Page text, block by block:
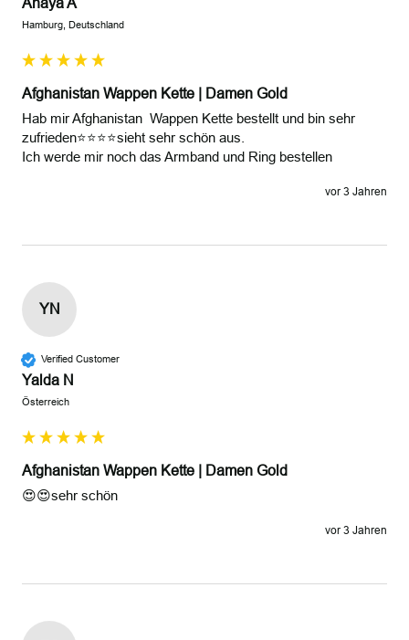
Hamburg, Deutschland
Afghanistan Wappen Kette | Damen Gold
Hab mir Afghanistan  Wappen Kette bestellt und bin sehr
zufrieden⭐️⭐️⭐️⭐️sieht sehr schön aus.
vor 3 Jahren
YN
Verified Customer
Yalda N
Österreich
Afghanistan Wappen Kette | Damen Gold
😍😍sehr schön
vor 3 Jahren